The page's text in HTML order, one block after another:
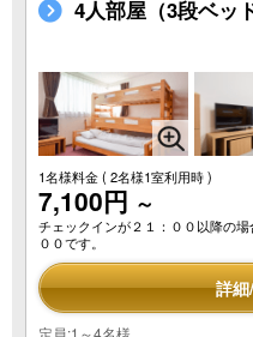
4人部屋（3段ベッ
1名様料金( 2名様1室利用時 )
7,100円 ～
チェックインが２１：００以降の
００です。
詳
定員:1～4名様